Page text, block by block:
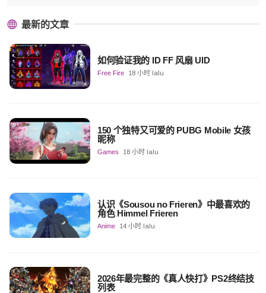
最新的文章
如何验证我的 ID FF 风扇 UID
Free Fire 18 小时 lalu
150 个独特又可爱的 PUBG Mobile 女孩
昵称
Games 18 小时 lalu
认识《Sousou no Frieren》中最喜欢的
角色 Himmel Frieren
Anime 14 小时 lalu
2026年最完整的《真人快打》PS2终结技
列表